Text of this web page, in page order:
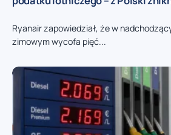
Ryanair zapowiedział, że w
zimowym wycofa pięć...